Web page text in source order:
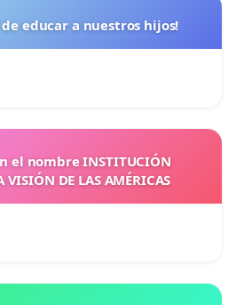
de educar a nuestros hijos!
el nombre INSTITUCIÓN
VISIÓN DE LAS AMÉRICAS